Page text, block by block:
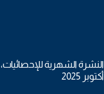
النشرة الشهرية للإحصائيات،
أكتوبر 2025